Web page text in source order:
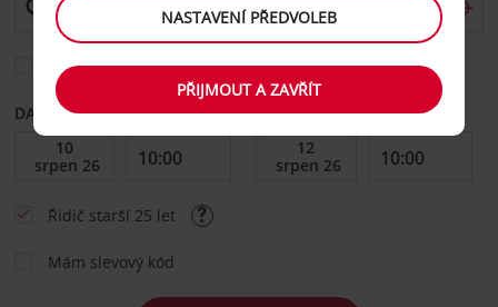
Vyberte si jiné místo vrácení
DATUM OD DATUM DO
Řidič starší 25 let
Mám slevový kód
NASTAVENÍ PŘEDVOLEB
PŘIJMOUT A ZAVŘÍT